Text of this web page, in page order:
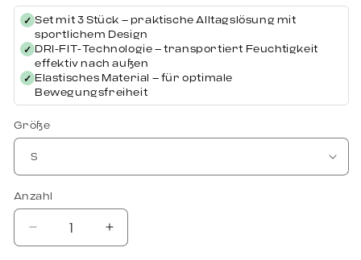
✓ Set mit 3 Stück – praktische Alltagslösung mit
sportlichem Design
✓ DRI-FIT-Technologie – transportiert Feuchtigkeit
effektiv nach außen
✓ Elastisches Material – für optimale
Bewegungsfreiheit
Größe
Anzahl
Verringere die Menge für Nike Herrenunterhosen Trunk 3er-
Erhöhe die Menge für Nike Herrenunterhosen